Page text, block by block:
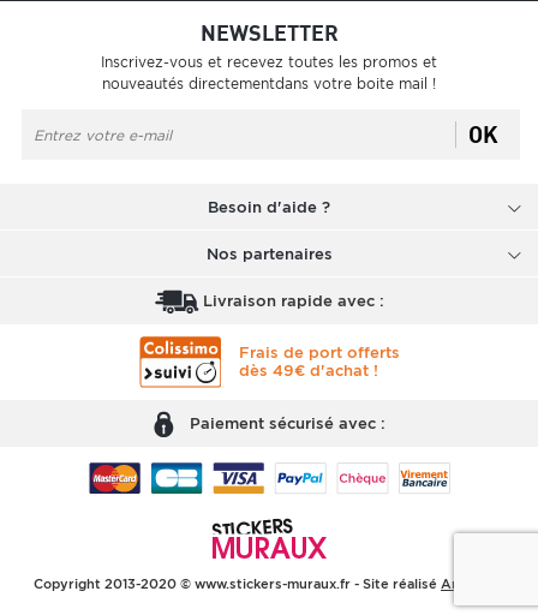
NEWSLETTER
Inscrivez-vous et recevez toutes les promos et
nouveautés directementdans votre boite mail !
OK
Besoin d'aide ?
Nos partenaires
Livraison rapide avec :
Frais de port offerts
dès 49€ d'achat !
Paiement sécurisé avec :
Copyright 2013-2020 © www.stickers-muraux.fr - Site réalisé Arobases